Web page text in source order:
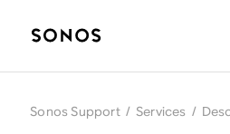
Sonos Support / Services /